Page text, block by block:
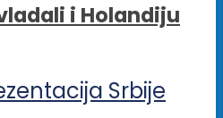
i Holandiju